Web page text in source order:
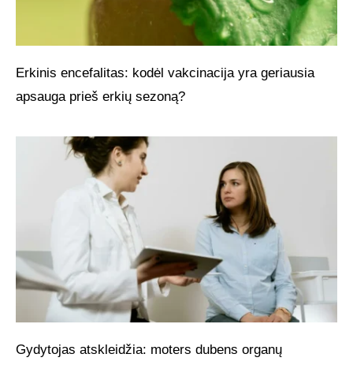
Erkinis encefalitas: kodėl vakcinacija yra geriausia
apsauga prieš erkių sezoną?
Gydytojas atskleidžia: moters dubens organų